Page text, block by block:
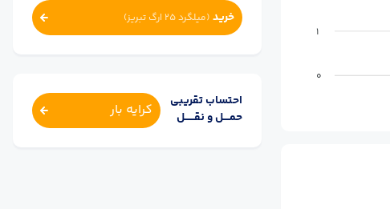
1
0
خرید (میلگرد 25 ارگ تبریز )
احتساب تقریبی
حمــــل و نقــــــل
کرایه بار